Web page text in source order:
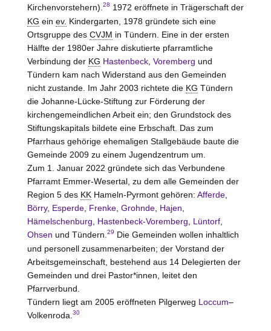
Kirchenvorstehern). 28 1972 eröffnete in Trägerschaft der
KG ein ev. Kindergarten, 1978 gründete sich eine
Ortsgruppe des CVJM in Tündern. Eine in der ersten
Hälfte der 1980er Jahre diskutierte pfarramtliche
Verbindung der KG Hastenbeck, Voremberg und
Tündern kam nach Widerstand aus den Gemeinden
nicht zustande. Im Jahr 2003 richtete die KG Tündern
die Johanne-Lücke-Stiftung zur Förderung der
kirchengemeindlichen Arbeit ein; den Grundstock des
Stiftungskapitals bildete eine Erbschaft. Das zum
Pfarrhaus gehörige ehemaligen Stallgebäude baute die
Gemeinde 2009 zu einem Jugendzentrum um.
Zum 1. Januar 2022 gründete sich das Verbundene
Pfarramt Emmer-Wesertal, zu dem alle Gemeinden der
Region 5 des KK Hameln-Pyrmontgehören: Afferde,
Börry, Esperde, Frenke, Grohnde, Hajen
Hämelschenburg
Hastenbeck-Voremberg Lüntorf,
Ohsen und Tündern. 29 Die Gemeinden wollen inhaltlich
und personell zusammenarbeiten; der Vorstand der
Arbeitsgemeinschaft, bestehend aus 14 Delegierten der
Gemeinden und drei Pastor*innen, leitet den
Pfarrverbund.
Tündern liegt am 2005 eröffneten Pilgerweg Loccum–
Volkenroda. 30